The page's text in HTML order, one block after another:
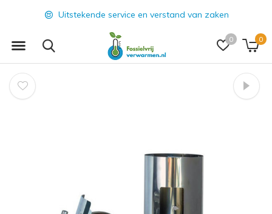
0 0
Uitstekende service en verstand van zaken